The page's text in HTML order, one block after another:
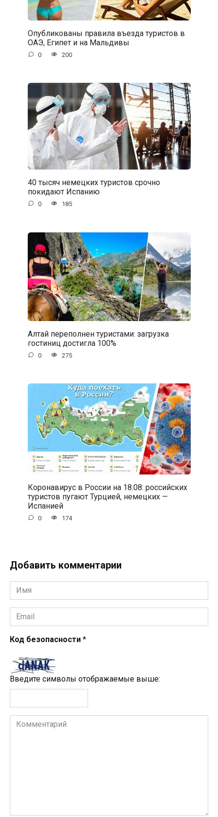
Опубликованы правила въезда туристов в
ОАЭ, Египет и на Мальдивы
0 200
40 тысяч немецких туристов срочно
покидают Испанию
0 185
Алтай переполнен туристами: загрузка
гостиниц достигла 100%
0 275
Коронавирус в России на 18.08: российских
туристов пугают Турцией, немецких —
Испанией
0 174
Добавить комментарии
Имя
*
Email
*
Код безопасности *
Введите символы отображаемые выше:
Комментарий